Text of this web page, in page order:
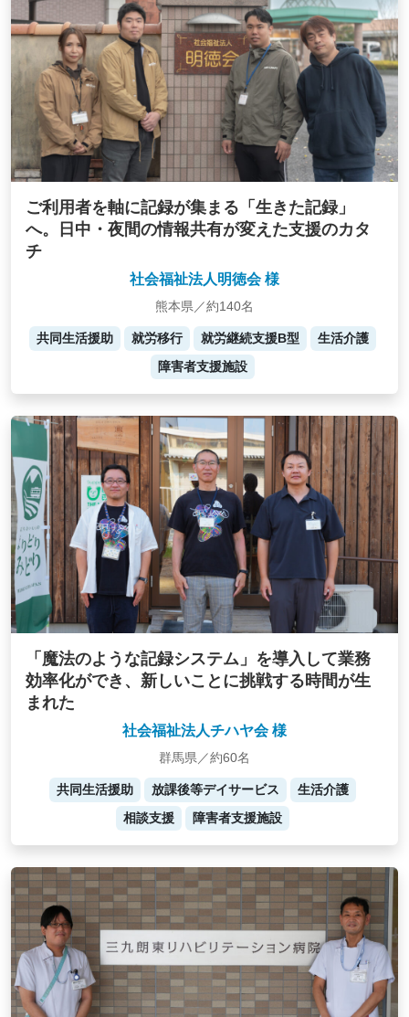
ご利用者を軸に記録が集まる「生きた記録」
へ。日中・夜間の情報共有が変えた支援のカタ
チ
社会福祉法人明徳会 様
熊本県／約140名
共同生活援助 就労移行 就労継続支援B型
生活介護
障害者支援施設
「魔法のような記録システム」を導入して業務
効率化ができ、新しいことに挑戦する時間が生
まれた
社会福祉法人チハヤ会 様
群馬県／約60名
共同生活援助 放課後等デイサービス
生活介護
相談支援
障害者支援施設